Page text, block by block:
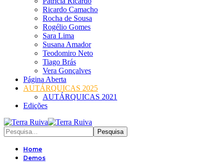
Ricardo Camacho
Rocha de Sousa
Rogélio Gomes
Sara Lima
Susana Amador
Teodomiro Neto
Tiago Brás
Vera Gonçalves
Página Aberta
AUTÁRQUICAS 2025
AUTÁRQUICAS 2021
Edições
Home
Demos